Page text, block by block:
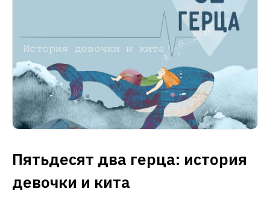
Пятьдесят два герца: история
девочки и кита